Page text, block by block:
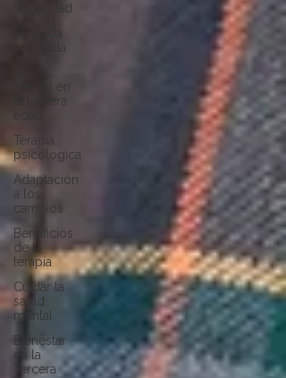
Seguridad
Vivienda
adaptada
mental en
la tercera
Terapia
psicológica
Adaptación
a los
cambios
Beneficios
de la
terapia
Cuidar la
salud
mental
Bienestar
en la
Tercera